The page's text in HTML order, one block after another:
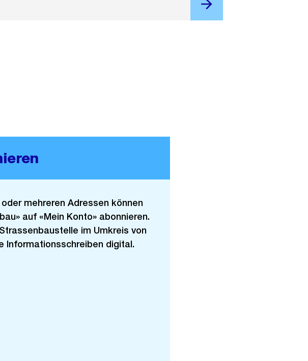
mehreren Adressen können
auf «Mein Konto» abonnieren.
im Umkreis von
Informationsschreiben digital.